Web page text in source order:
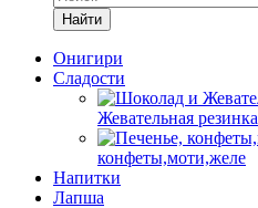
Найти
Онигири
Сладости
Жевательная резинка
конфеты,моти,желе
Напитки
Лапша